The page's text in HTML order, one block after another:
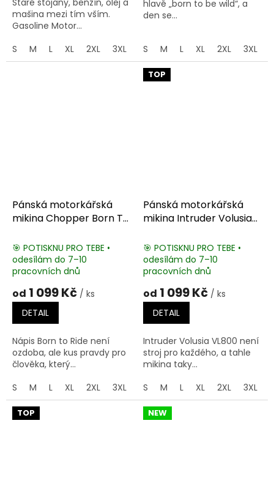
Staré stojany, benzín, olej a
mašina mezi tím vším.
Gasoline Motor...
S
M L XL 2XL 3XL 4XL 5XL
hlavě „born to be wild“, a
den se...
S M L XL 2XL 3XL
Pánská motorkářská
mikina Chopper Born To
🎯 POTISKNU PRO TEBE •
odesílám do 7–10
pracovních dnů
od 1 099 Kč / ks
DETAIL
Nápis Born to Ride není
ozdoba, ale kus pravdy pro
člověka, který...
S
M L XL 2XL 3XL 4XL 5XL
TOP
Pánská motorkářská
mikina Intruder Volusia
🎯 POTISKNU PRO TEBE •
odesílám do 7–10
pracovních dnů
od 1 099 Kč / ks
DETAIL
Intruder Volusia VL800 není
stroj pro každého, a tahle
mikina taky...
S
M L XL 2XL 3XL
TOP NEW